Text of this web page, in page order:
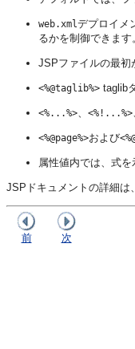
web.xmlデプロイメ
るかを制御できます
JSPファイルの最初
<%@taglib%> taglib
<%...%> <%!...%>
<%@page%>および
属性値内では、式
JSPドキュメントの詳細は
前 次